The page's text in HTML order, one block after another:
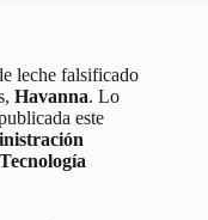
leche falsificado
Havanna. Lo
este